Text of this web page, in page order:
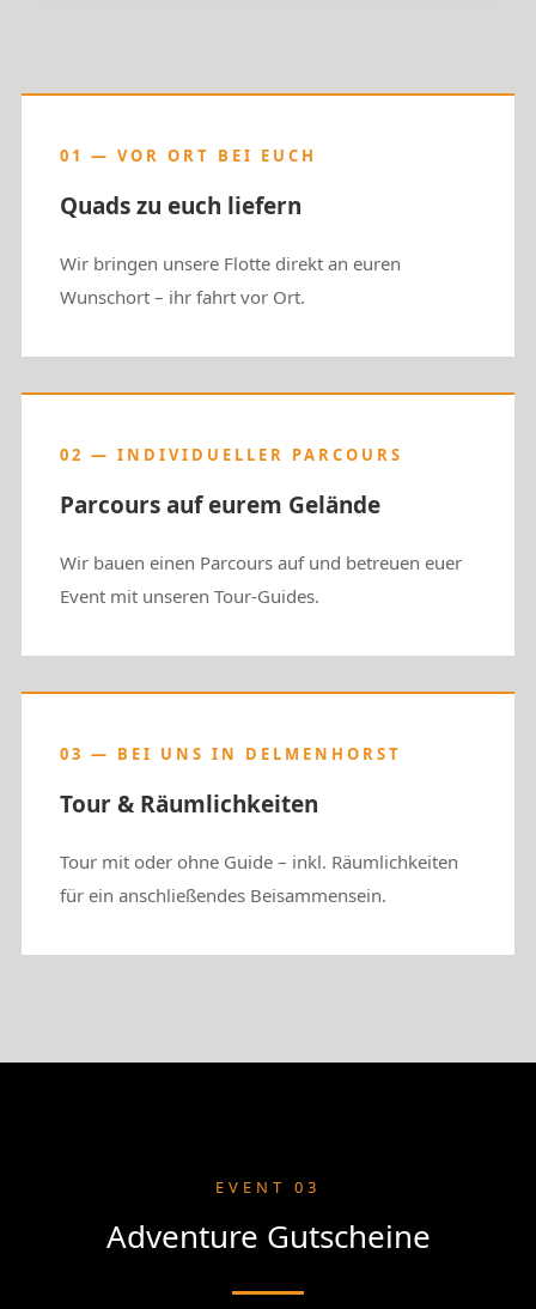
01 — VOR ORT BEI EUCH
Quads zu euch liefern
Wir bringen unsere Flotte direkt an euren
Wunschort – ihr fahrt vor Ort.
02 — INDIVIDUELLER PARCOURS
Parcours auf eurem Gelände
Wir bauen einen Parcours auf und betreuen euer
Event mit unseren Tour-Guides.
03 — BEI UNS IN DELMENHORST
Tour & Räumlichkeiten
Tour mit oder ohne Guide – inkl. Räumlichkeiten
für ein anschließendes Beisammensein.
EVENT 03
Adventure Gutscheine